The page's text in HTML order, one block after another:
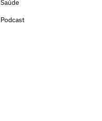
Saúde
Podcast